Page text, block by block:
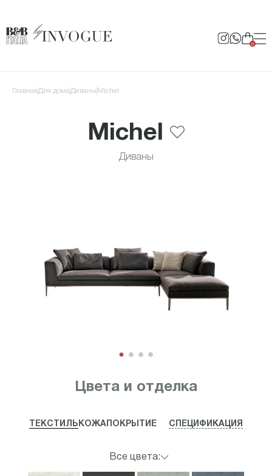
0
Главная для дома Диваны Michel
Michel
Диваны
Цвета и отделка
ТЕКСТИЛЬ КОЖА ПОКРЫТИЕ СПЕЦИФИКАЦИЯ
Все цвета: